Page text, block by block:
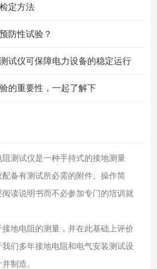
定方法
防性试验？
试仪可保障电力设备的稳定运行
的重要性，一起了解下
测试仪是一种手持式的接地测量
备有测试所必需的附件。操作简
读说明书而不必参加专门的培训就
地电阻的测量，并在此基础上评价
们多年接地电阻和电气安装测试设
制造。